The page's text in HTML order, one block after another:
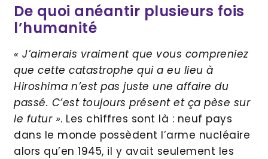
De quoi anéantir plusieurs fois
l’humanité
« J’aimerais vraiment que vous compreniez
que cette catastrophe qui a eu lieu à
Hiroshima n’est pas juste une affaire du
passé. C’est toujours présent et ça pèse sur
le futur ». Les chiffres sont là : neuf pays
dans le monde possèdent l’arme nucléaire
alors qu’en 1945, il y avait seulement les